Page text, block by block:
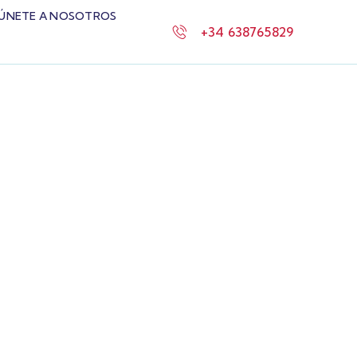
A NOSOTROS
+34 638765829